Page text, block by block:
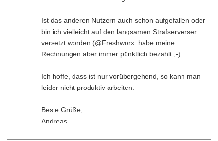
Ist das anderen Nutzern auch schon aufgefallen oder
bin ich vielleicht auf den langsamen Strafserverser
versetzt worden (@Freshworx: habe meine
Rechnungen aber immer pünktlich bezahlt ;-)
Ich hoffe, dass ist nur vorübergehend, so kann man
leider nicht produktiv arbeiten.
Beste Grüße,
Andreas